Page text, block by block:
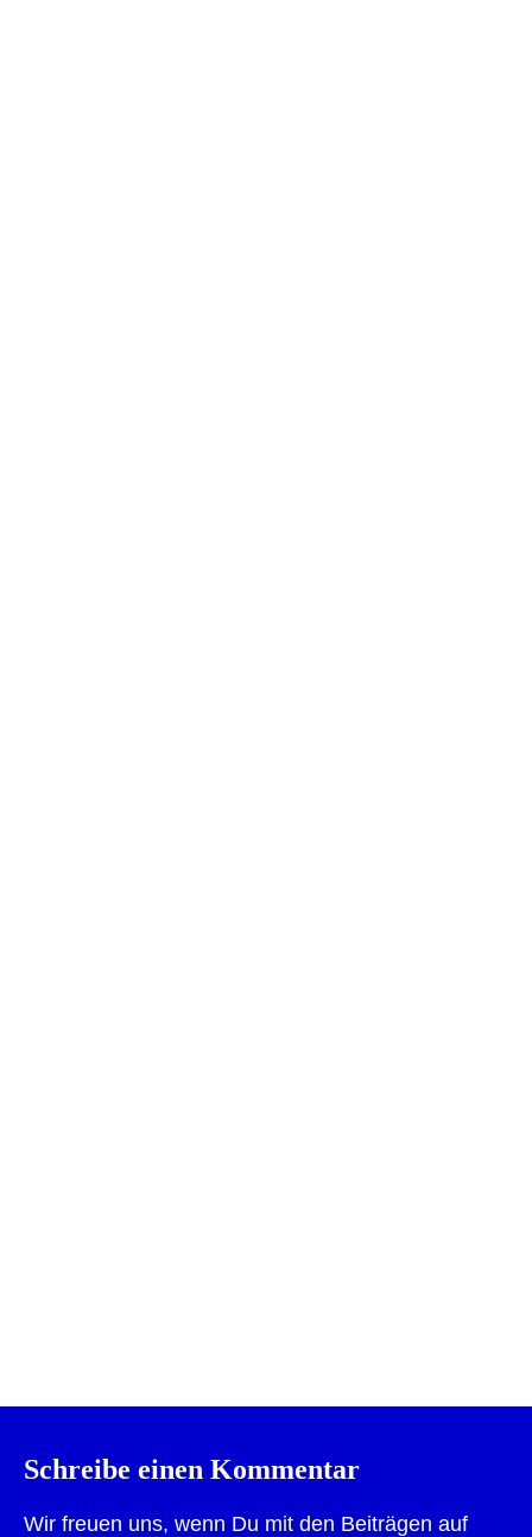
Schreibe einen Kommentar
Wir freuen uns, wenn Du mit den Beiträgen auf